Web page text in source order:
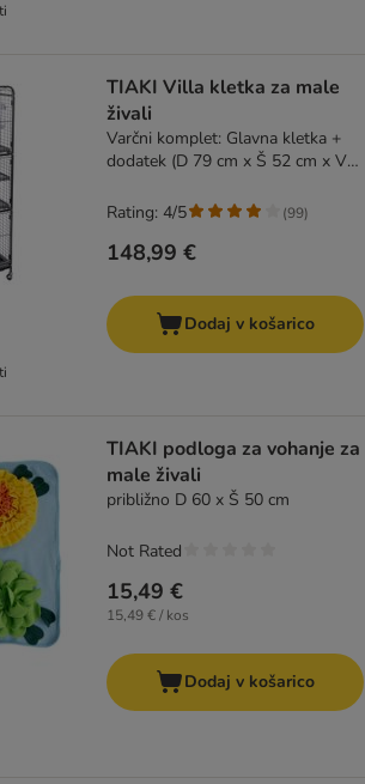
TIAKI Villa kletka za male
živali
Varčni komplet: Glavna kletka +
dodatek (D 79 cm x Š 52 cm x V
148,99 €
Rating: 4/5 (99)
Dodaj v košarico
TIAKI podloga za vohanje za
male živali
približno D 60 x Š 50 cm
15,49 €
15,49 € / kos
Not Rated
Dodaj v košarico